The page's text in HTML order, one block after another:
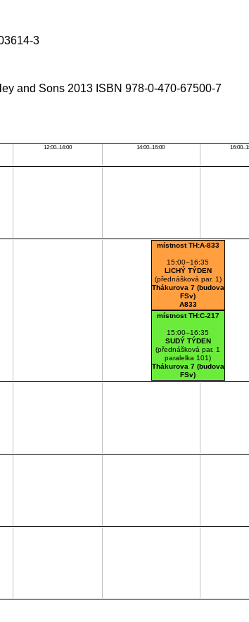
3
and Sons 2013 ISBN 978-0-470-67500-7
12:00–14:00 14:00–16:00
místnost TH:A-833
15:00–16:35
LICHÝ TÝDEN
(přednášková par. 1)
Thákurova 7 (budova
FSv)
A833
místnost TH:C-217
15:00–16:35
SUDÝ TÝDEN
(přednášková par. 1
paralelka 101)
Thákurova 7 (budova
FSv)
C217